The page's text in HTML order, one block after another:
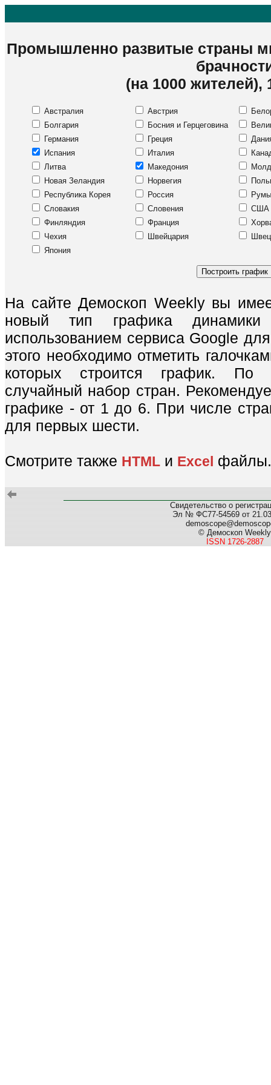
Промышленно развитые страны
(на 1000 жителей),
Австралия Австрия
Болгария
Босния и Герцеговина
Германия
Греция
Испания
Италия
Литва
Македония
Новая Зеландия
Норвегия
Республика Корея
Россия
Словакия
Словения
США
Финляндия
Франция
Чехия
Швейцария
Япония
На сайте Демоскоп Weekly вы
новый тип графика динамики
использованием сервиса Google
этого необходимо отметить
которых строится график. По
случайный набор стран.
графике - от 1 до 6. При числе
для первых шести.
Смотрите также HTML и Excel файлы.
Свидетельство о
Эл № ФС77-54569 от
© Демоскоп Weekly
ISSN 1726-2887